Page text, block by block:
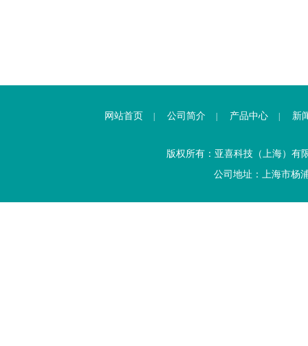
网站首页 公司简介 产品中心 新
版权所有：亚喜科技（上海）
公司地址：上海市杨